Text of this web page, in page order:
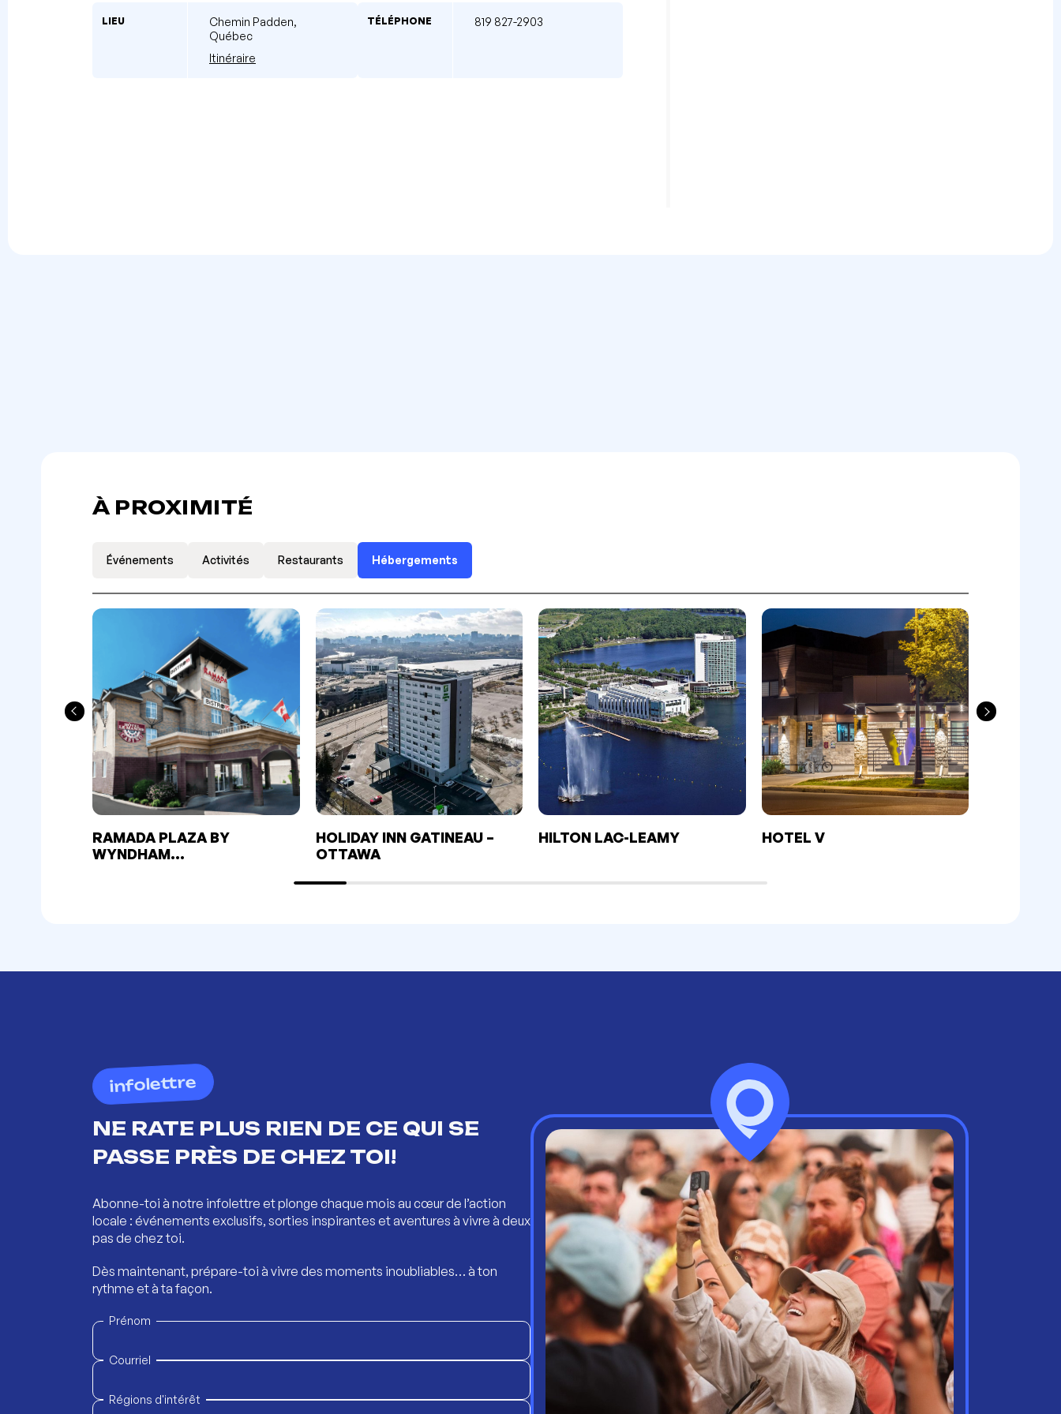
LIEU
Chemin Padden,
Québec
Itinéraire
TÉLÉPHONE 819 827-2903
À PROXIMITÉ
Événements Activités Restaurants Hébergements
RAMADA PLAZA BY
WYNDHAM
HOLIDAY INN GATINEAU –
OTTAWA
HILTON LAC-LEAMY HOTEL V
infolettre
NE RATE PLUS RIEN DE CE QUI SE
PASSE PRÈS DE CHEZ TOI!
Abonne-toi à notre infolettre et plonge chaque mois au cœur de l’action
locale : événements exclusifs, sorties inspirantes et aventures à vivre à deux
pas de chez toi.
Dès maintenant, prépare-toi à vivre des moments inoubliables… à ton
rythme et à ta façon.
Prénom
Courriel
Régions d'intérêt